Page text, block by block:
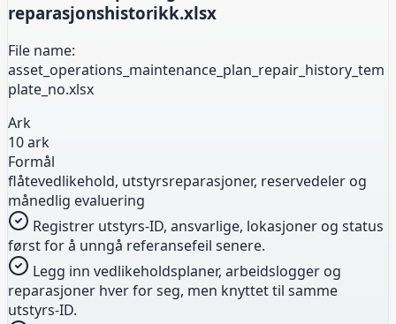
reparasjonshistorikk.xlsx
File name:
asset_operations_maintenance_plan_repair_history_tem
plate_no.xlsx
Ark
10 ark
Formål
flåtevedlikehold, utstyrsreparasjoner, reservedeler og
månedlig evaluering
Registrer utstyrs-ID, ansvarlige, lokasjoner og status
først for å unngå referansefeil senere.
Legg inn vedlikeholdsplaner, arbeidslogger og
reparasjoner hver for seg, men knyttet til samme
utstyrs-ID.